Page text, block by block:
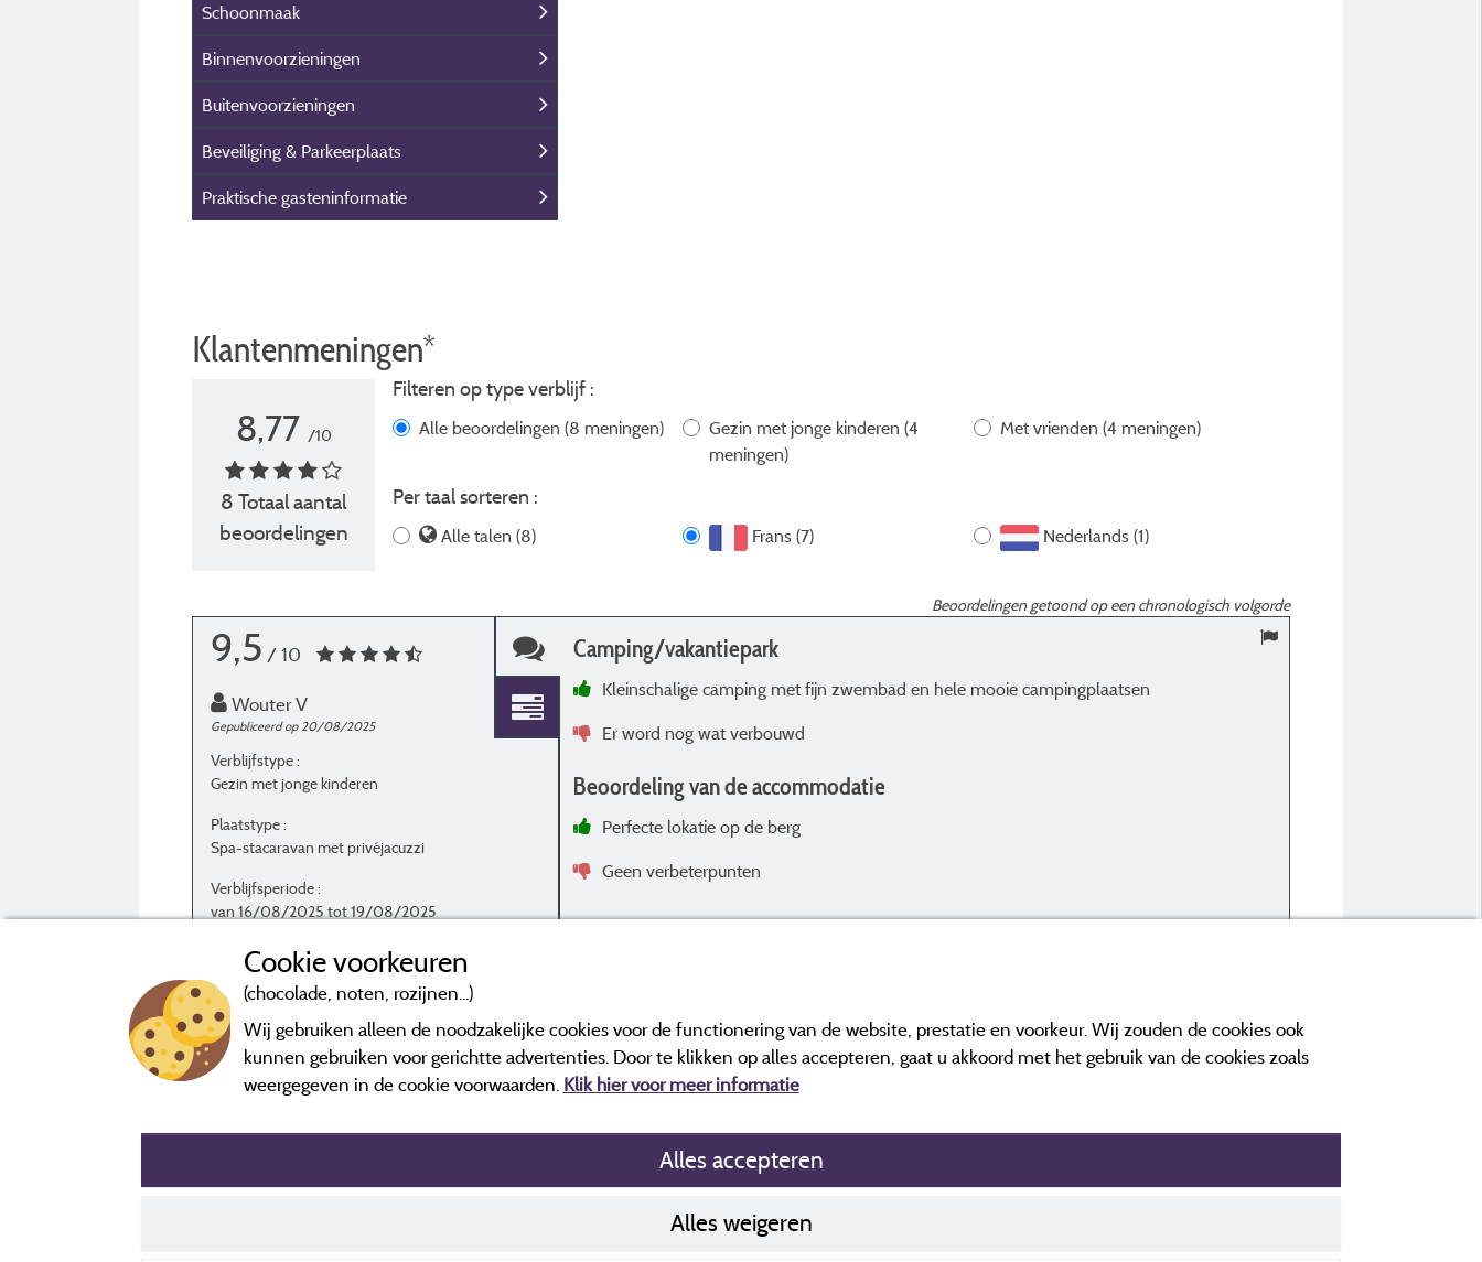
Schoonmaak
Binnenvoorzieningen
Buitenvoorzieningen
Beveiliging & Parkeerplaats
Praktische gasteninformatie
Klantenmeningen*
8,77 /10
8 Totaal aantal
beoordelingen
Filteren op type verblijf :
Alle beoordelingen (8 meningen) Gezin met jonge kinderen(4
meningen)
Met vrienden (4 meningen)
Per taal sorteren :
Alle talen (8) Frans (7) Nederlands (1)
Beoordelingen getoond op een chronologisch volgorde
9,5 / 10
Wouter V
Gepubliceerd op 20/08/2025
Verblijfstype :
Gezin met jonge kinderen
Plaatstype :
Spa-stacaravan met privéjacuzzi
Verblijfsperiode :
van 16/08/2025 tot 19/08/2025
Camping/vakantiepark
Kleinschalige camping met fijn zwembad en hele mooie campingplaatsen
Er word nog wat verbouwd
Beoordeling van de accommodatie
Perfecte lokatie op de berg
Geen verbeterpunten
Beoordelingen die niet ouder zijn dan drie jaar en een controle hebben ondergaan. Meer informatie
Cookie voorkeuren
(chocolade, noten, rozijnen...)
Wij gebruiken alleen de noodzakelijke cookies voor de functionering van de website, prestatie en voorkeur. Wij zouden de cookies ook
kunnen gebruiken voor gerichtte advertenties. Door te klikken op alles accepteren, gaat u akkoord met het gebruik van de cookies zoals
weergegeven in de cookie voorwaarden. Klik hier voor meer informatie
Alles accepteren
Alles weigeren